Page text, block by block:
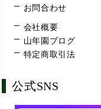
お問合わせ
会社概要
山年園ブログ
特定商取引法
公式SNS